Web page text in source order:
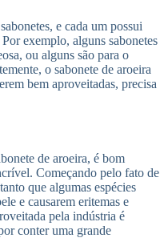
e cada um possui
exemplo, alguns sabonetes
ou alguns são para o
o sabonete de aroeira
bem aproveitadas, precisa
de aroeira, é bom
Começando pelo fato de
que algumas espécies
e causarem eritemas e
pela indústria é
conter uma grande